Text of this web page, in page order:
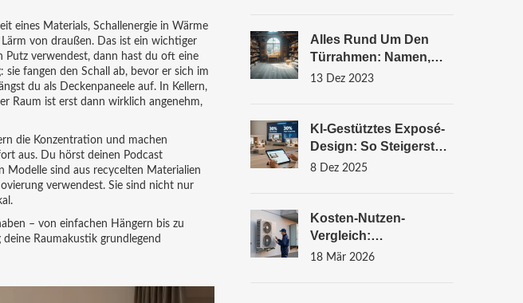
eines Materials, Schallenergie in Wärme
von draußen. Das ist ein wichtiger
Putz verwendest, dann hast du oft eine
sie fangen den Schall ab, bevor er sich im
du als Deckenpaneele auf. In Kellern,
Raum ist erst dann wirklich angenehm,
die Konzentration und machen
aus. Du hörst deinen Podcast
Modelle sind aus recycelten Materialien
verwendest. Sie sind nicht nur
– von einfachen Hängern bis zu
Raumakustik grundlegend
Alles Rund Um Den
Türrahmen: Namen,
Funktionen Und Tipps
13 Dez 2023
KI-Gestütztes Exposé-
Design: So Steigerst
Du Deine Conversion-
8 Dez 2025
Kosten-Nutzen-
Vergleich:
Wärmepumpe Vs.
18 Mär 2026